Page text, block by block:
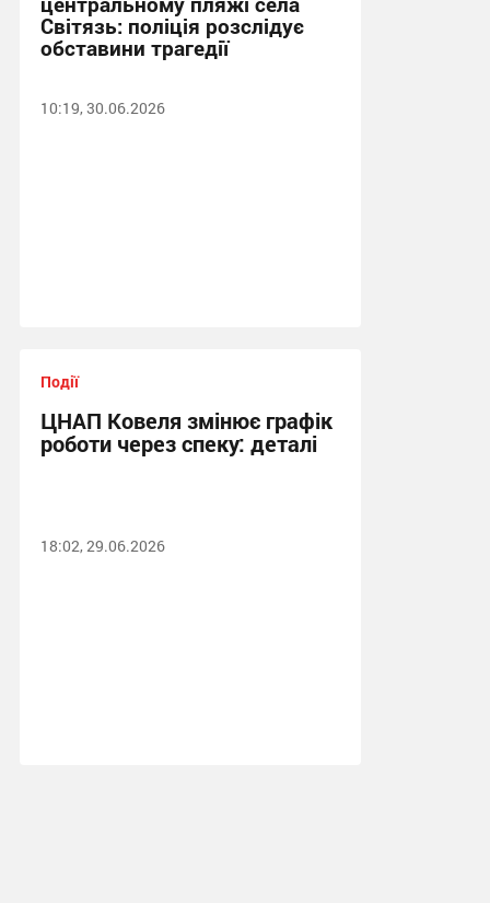
Світязь: поліція розслідує
обставини трагедії
10:19, 30.06.2026
Події
ЦНАП Ковеля змінює графік
роботи через спеку: деталі
18:02, 29.06.2026